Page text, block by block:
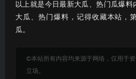
以上就是今日最新大瓜、热门瓜爆
大瓜、热门爆料，记得收藏本站，
瓜。
©本站所有内容均来源于网络，仅用于
立场。